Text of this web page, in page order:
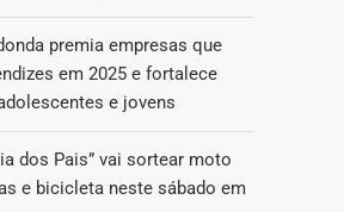
premia empresas que
em 2025 e fortalece
e jovens
dos Pais” vai sortear moto
e bicicleta neste sábado em